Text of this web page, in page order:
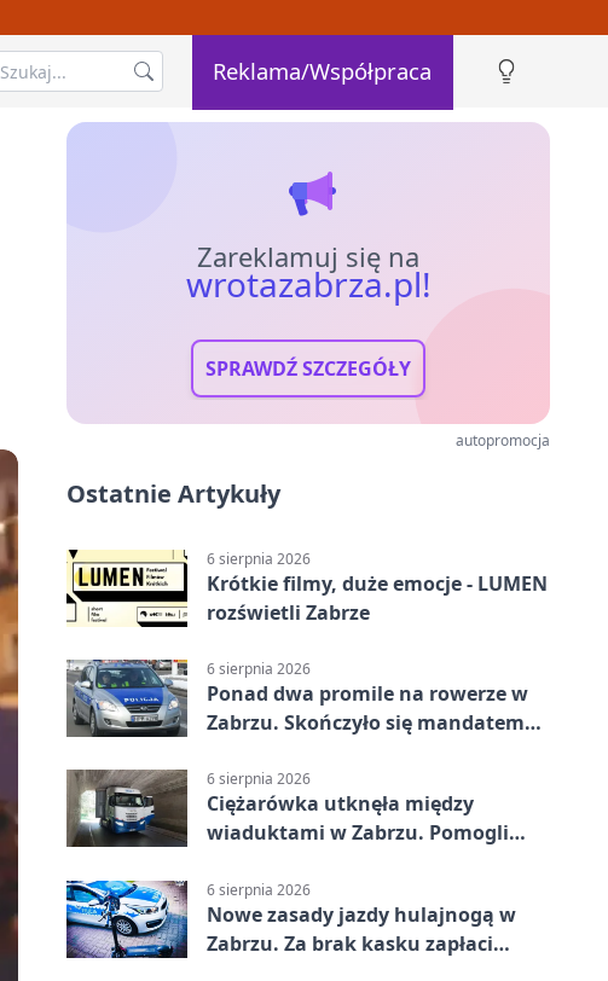
Reklama/Współpraca
Zareklamuj się na
wrotazabrza.pl!
SPRAWDŹ SZCZEGÓŁY
autopromocja
Ostatnie Artykuły
6 sierpnia 2026
Krótkie filmy, duże emocje - LUMEN
rozświetli Zabrze
6 sierpnia 2026
Ponad dwa promile na rowerze w
Zabrzu. Skończyło się mandatem
6 sierpnia 2026
Ciężarówka utknęła między
wiaduktami w Zabrzu. Pomogli
6 sierpnia 2026
Nowe zasady jazdy hulajnogą w
Zabrzu. Za brak kasku zapłaci